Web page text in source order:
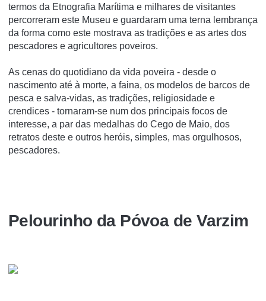
termos da Etnografia Marítima e milhares de visitantes
percorreram este Museu e guardaram uma terna lembrança
da forma como este mostrava as tradições e as artes dos
pescadores e agricultores poveiros.
As cenas do quotidiano da vida poveira - desde o
nascimento até à morte, a faina, os modelos de barcos de
pesca e salva-vidas, as tradições, religiosidade e
crendices - tornaram-se num dos principais focos de
interesse, a par das medalhas do Cego de Maio, dos
retratos deste e outros heróis, simples, mas orgulhosos,
pescadores.
Pelourinho da Póvoa de Varzim